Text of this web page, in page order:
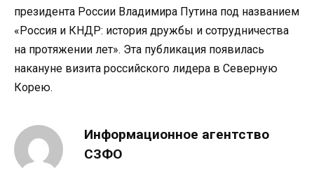
президента России Владимира Путина под названием
«Россия и КНДР: история дружбы и сотрудничества
на протяжении лет». Эта публикация появилась
накануне визита российского лидера в Северную
Корею.
Информационное агентство
СЗФО